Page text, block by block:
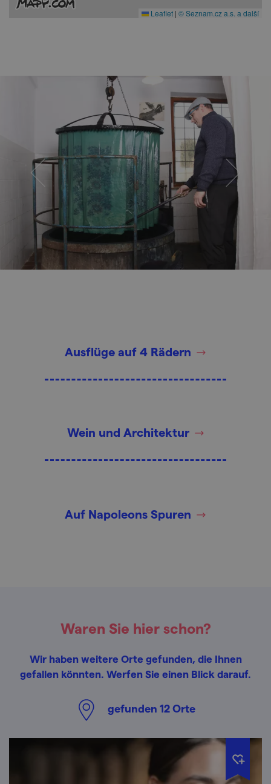
Leaflet | © Seznam.cz a.s. a další
Ausflüge auf 4 Rädern
Wein und Architektur
Auf Napoleons Spuren
Waren Sie hier schon?
Wir haben weitere Orte gefunden, die Ihnen
gefallen könnten. Werfen Sie einen Blick darauf.
gefunden 12Orte